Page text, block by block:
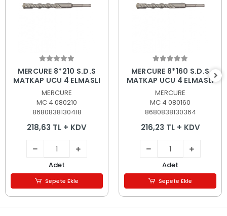
MERCURE 8*210 S.D.S
MATKAP UCU 4 ELMASLI
MERCURE
MC 4 080210
8680838130418
218,63 TL + KDV
Adet
Sepete Ekle
MERCURE 8*160 S.D.S
MATKAP UCU 4 ELMASLI
MERCURE
MC 4 080160
8680838130364
216,23 TL + KDV
Adet
Sepete Ekle